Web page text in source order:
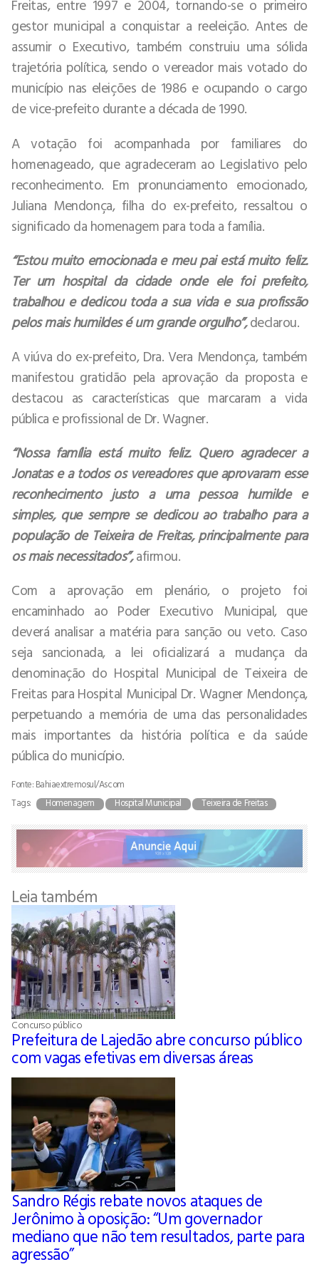
Freitas, entre 1997 e 2004, tornando-se o primeiro
gestor municipal a conquistar a reeleição. Antes de
assumir o Executivo, também construiu uma sólida
trajetória política, sendo o vereador mais votado do
município nas eleições de 1986 e ocupando o cargo
de vice-prefeito durante a década de 1990.
A votação foi acompanhada por familiares do
homenageado, que agradeceram ao Legislativo pelo
reconhecimento. Em pronunciamento emocionado,
Juliana Mendonça, filha do ex-prefeito, ressaltou o
significado da homenagem para toda a família.
“Estou muito emocionada e meu pai está muito feliz.
Ter um hospital da cidade onde ele foi prefeito,
trabalhou e dedicou toda a sua vida e sua profissão
pelos mais humildes é um grande orgulho”,declarou.
A viúva do ex-prefeito, Dra. Vera Mendonça, também
manifestou gratidão pela aprovação da proposta e
destacou as características que marcaram a vida
pública e profissional de Dr. Wagner.
“Nossa família está muito feliz. Quero agradecer a
Jonatas e a todos os vereadores que aprovaram esse
reconhecimento justo a uma pessoa humilde e
simples, que sempre se dedicou ao trabalho para a
população de Teixeira de Freitas, principalmente para
os mais necessitados”,afirmou.
Com a aprovação em plenário, o projeto foi
encaminhado ao Poder Executivo Municipal, que
deverá analisar a matéria para sanção ou veto. Caso
seja sancionada, a lei oficializará a mudança da
denominação do Hospital Municipal de Teixeira de
Freitas para Hospital Municipal Dr. Wagner Mendonça,
perpetuando a memória de uma das personalidades
mais importantes da história política e da saúde
pública do município.
Fonte: Bahiaextremosul/Ascom
Tags:
Homenagem Hospital Municipal Teixeira de Freitas
Leia também
Concurso público
Prefeitura de Lajedão abre concurso público
com vagas efetivas em diversas áreas
Sandro Régis rebate novos ataques de
Jerônimo à oposição: “Um governador
mediano que não tem resultados, parte para
agressão”